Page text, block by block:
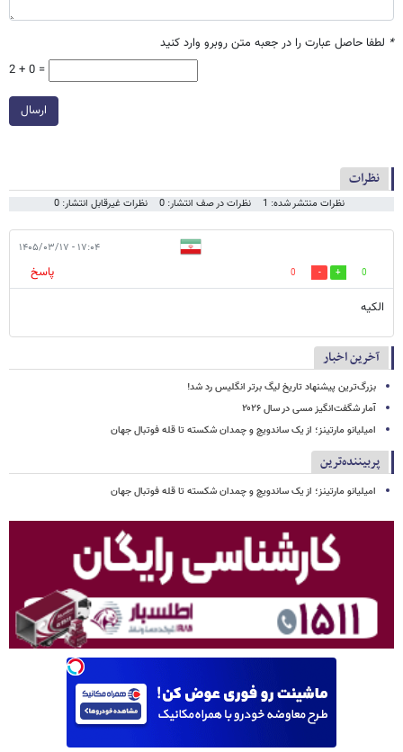
* لطفا حاصل عبارت را در جعبه متن روبرو وارد کنید
2 + 0 =
ارسال
نظرات
نظرات منتشر شده: 1 نظرات در صف انتشار: 0 نظرات غیرقابل انتشار: 0
۱۷:۰۴ - ۱۴۰۵/۰۳/۱۷
0
0
پاسخ
الکیه
آخرین اخبار
بزرگ‌ترین پیشنهاد تاریخ لیگ برتر انگلیس رد شد!
آمار شگفت‌انگیز مسی در سال ۲۰۲۶
امیلیانو مارتینز؛ از یک ساندویچ و چمدان شکسته تا قله فوتبال جهان
پربیننده‌ترین
امیلیانو مارتینز؛ از یک ساندویچ و چمدان شکسته تا قله فوتبال جهان